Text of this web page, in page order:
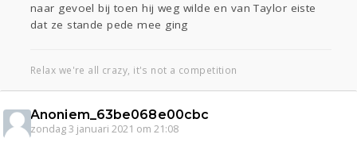
naar gevoel bij toen hij weg wilde en van Taylor eiste
dat ze stande pede mee ging
Relax we're all crazy, it's not a competition
Anoniem_63be068e00cbc
zondag 3 januari 2021 om 21:08